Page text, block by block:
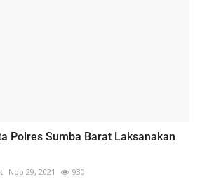
Polres Sumba Barat Laksanakan
Nop 29, 2021 930